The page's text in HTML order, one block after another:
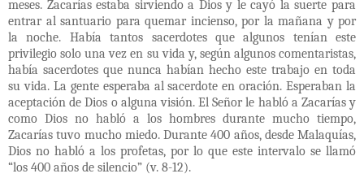
meses. Zacarías estaba sirviendo a Dios y le cayó la suerte para
entrar al santuario para quemar incienso, por la mañana y por
la noche. Había tantos sacerdotes que algunos tenían este
privilegio solo una vez en su vida y, según algunos comentaristas,
había sacerdotes que nunca habían hecho este trabajo en toda
su vida. La gente esperaba al sacerdote en oración. Esperaban la
aceptación de Dios o alguna visión. El Señor le habló a Zacarías y
como Dios no habló a los hombres durante mucho tiempo,
Zacarías tuvo mucho miedo. Durante 400 años, desde Malaquías,
Dios no habló a los profetas, por lo que este intervalo se llamó
“los 400 años de silencio” (v. 8-12).